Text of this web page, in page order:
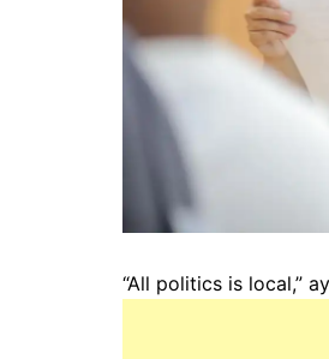
“All politics is local,”